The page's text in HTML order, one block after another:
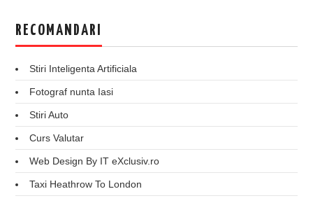
RECOMANDARI
Stiri Inteligenta Artificiala
Fotograf nunta Iasi
Stiri Auto
Curs Valutar
Web Design By IT eXclusiv.ro
Taxi Heathrow To London